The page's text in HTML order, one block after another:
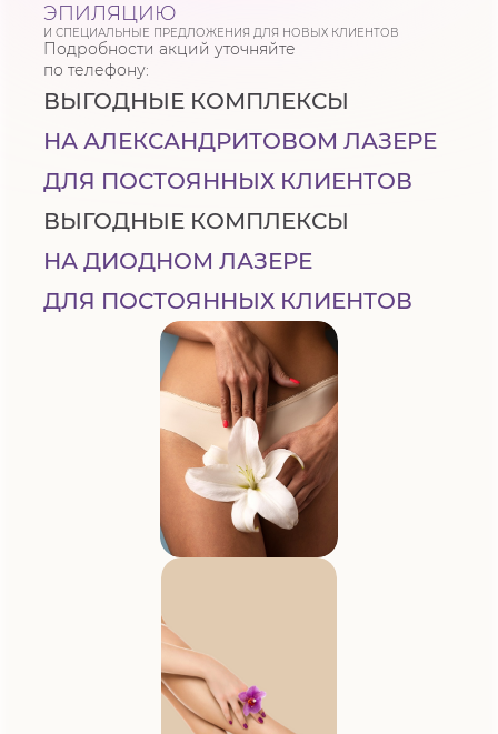
ЭПИЛЯЦИЮ
И СПЕЦИАЛЬНЫЕ ПРЕДЛОЖЕНИЯ ДЛЯ НОВЫХ КЛИЕНТОВ
Подробности акций уточняйте
по телефону:
ВЫГОДНЫЕ КОМПЛЕКСЫ
НА АЛЕКСАНДРИТОВОМ ЛАЗЕРЕ
ДЛЯ ПОСТОЯННЫХ КЛИЕНТОВ
ВЫГОДНЫЕ КОМПЛЕКСЫ
НА ДИОДНОМ ЛАЗЕРЕ
ДЛЯ ПОСТОЯННЫХ КЛИЕНТОВ